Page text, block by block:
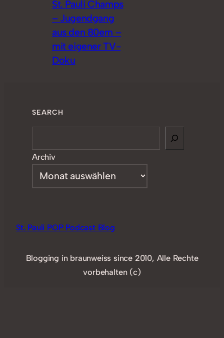
St. Pauli Champs
– Jugendgang
aus den 80ern –
mit eigener TV-
Doku
SEARCH
Archiv
St. Pauli POP Podcast Blog
Blogging in braunweiss since 2010, Alle Rechte
vorbehalten (c)